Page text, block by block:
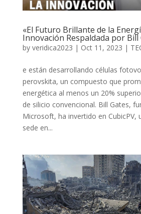
«El Futuro Brillante de la
Innovación Respaldada por Bill
by veridica2023 | Oct 11, 2023 |
e están desarrollando células
perovskita, un compuesto que
energética al menos un 20%
de silicio convencional. Bill Gates,
Microsoft, ha invertido en CubicPV,
sede en...